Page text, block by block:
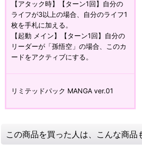
【アタック時】【ターン1回】自分の
ライフが3以上の場合、自分のライフ1
枚を手札に加える。
【起動 メイン】【ターン1回】自分の
リーダーが「孫悟空」の場合、このカ
ードをアクティブにする。
リミテッドパック MANGA ver.01
この商品を買った人は、こんな商品